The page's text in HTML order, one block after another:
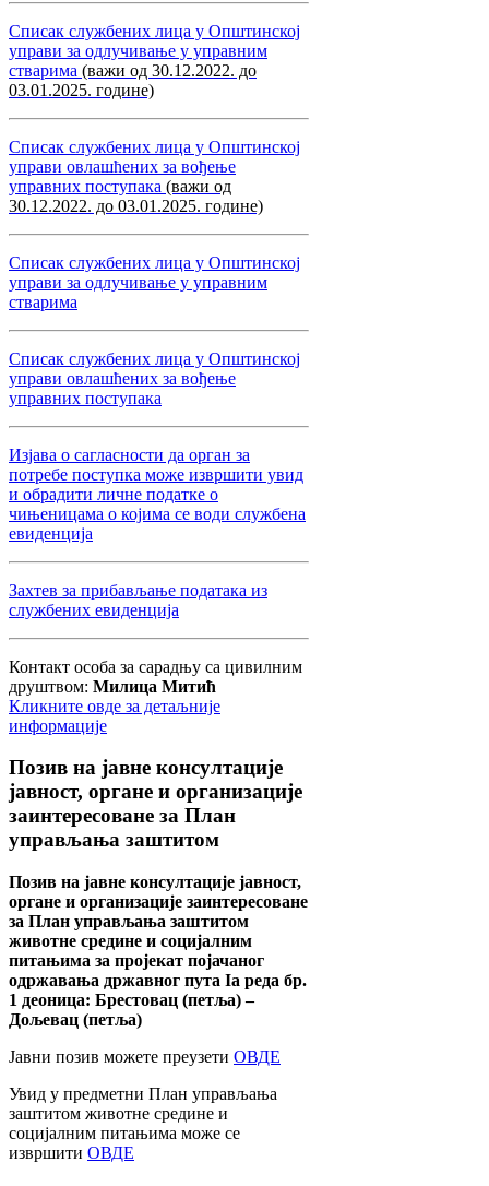
Списак службених лица у Општинској
управи за одлучивање у управним
стварима (важи од 30.12.2022. до
03.01.2025. године)
Списак службених лица у Општинској
управи овлашћених за вођење
управних поступака (важи од
30.12.2022. до 03.01.2025. године)
Списак службених лица у Општинској
управи за одлучивање у управним
стварима
Списак службених лица у Општинској
управи овлашћених за вођење
управних поступака
Изјава о сагласности да орган за
потребе поступка може извршити увид
и обрадити личне податке о
чињеницама о којима се води службена
евиденција
Захтев за прибављање података из
службених евиденција
Контакт особа за сарадњу са цивилним
друштвом: Милица Митић
Кликните овде за детаљније
информације
Позив на јавне консултације
јавност, органе и организације
заинтересоване за План
управљања заштитом
Позив на јавне консултације јавност,
органе и организације заинтересоване
за План управљања заштитом
животне средине и социјалним
питањима за пројекат појачаног
одржавања државног пута Ia реда бр.
1 деоница: Брестовац (петља) –
Дољевац (петља)
Јавни позив можете преузети ОВДЕ
Увид у предметни План управљања
заштитом животне средине и
социјалним питањима може се
извршити ОВДЕ